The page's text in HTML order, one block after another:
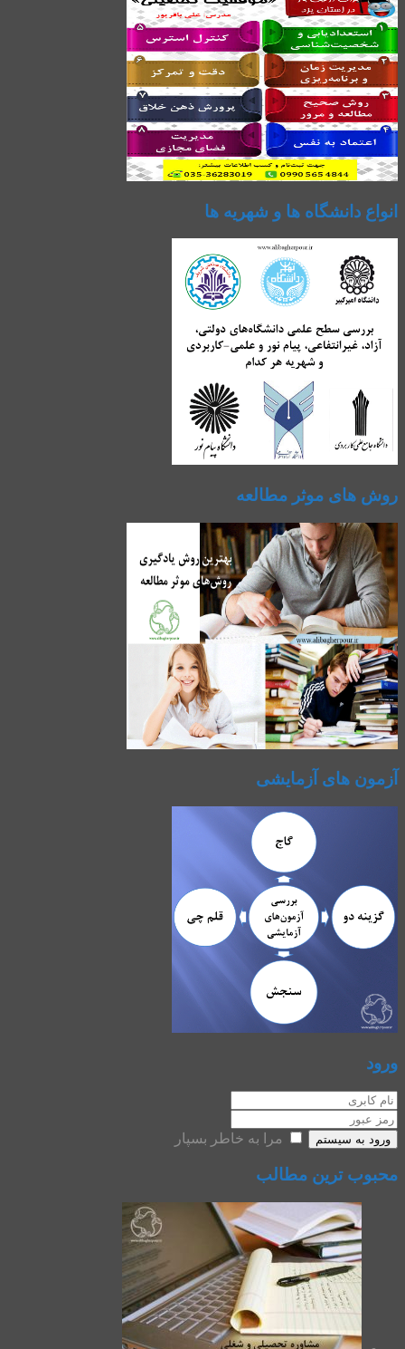
انواع دانشگاه ها و شهریه ها
روش های موثر مطالعه
آزمون های آزمایشی
ورود
ورود به سیستم مرا به خاطر بسپار
محبوب ترین مطالب